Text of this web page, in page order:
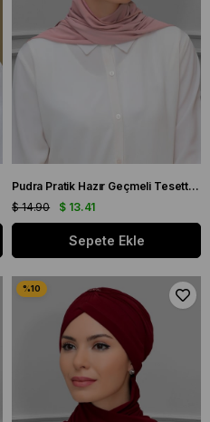
Pudra Pratik Hazır Geçmeli Tesettür Bone Sandy Kumaş Taçlı Büzgülü Şifon Atkılı 1208A_06
$ 13.41
$ 14.90
Sepete Ekle